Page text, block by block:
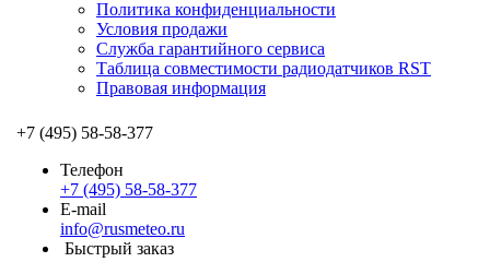
Политика конфиденциальности
Условия продажи
Служба гарантийного сервиса
Таблица совместимости радиодатчиков RST
Правовая информация
+7 (495) 58-58-377
Телефон
+7 (495) 58-58-377
E-mail
info@rusmeteo.ru
Быстрый заказ